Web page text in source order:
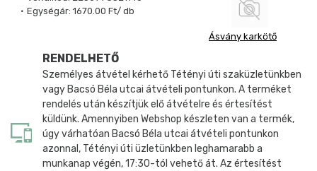
Egységár: 1670.00 Ft/ db
Ásvány karkötő
RENDELHETŐ
Személyes átvétel kérhető Tétényi úti szaküzletünkben
vagy Bacsó Béla utcai átvételi pontunkon. A terméket
rendelés után készítjük elő átvételre és értesítést
küldünk. Amennyiben Webshop készleten van a termék,
úgy várhatóan Bacsó Béla utcai átvételi pontunkon
azonnal, Tétényi úti üzletünkben leghamarabb a
munkanap végén, 17:30-tól vehető át. Az értesítést